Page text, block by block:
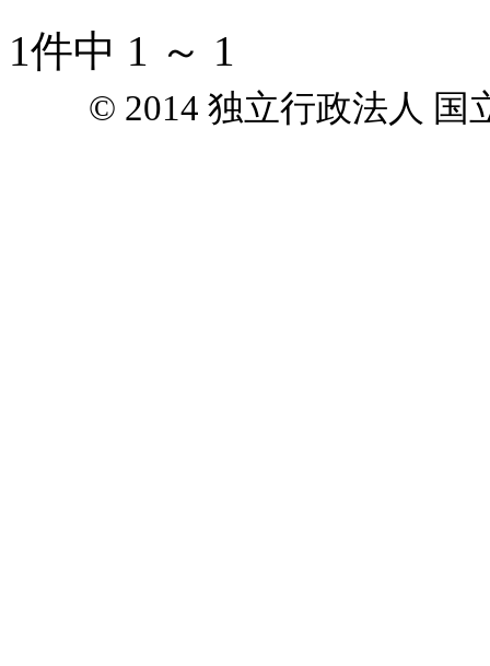
1件中 1 ～ 1
© 2014 独立行政法人 国